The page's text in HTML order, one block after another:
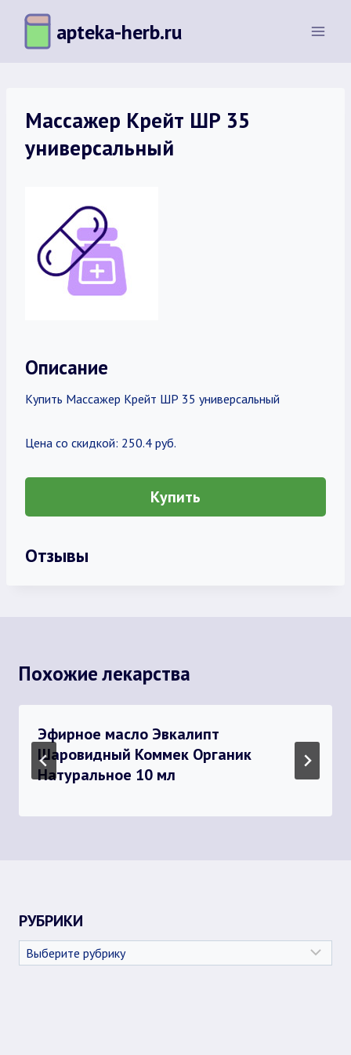
Перейти
содержимому
apteka-herb.ru
Массажер Крейт ШР 35
универсальный
Описание
Купить Массажер Крейт ШР 35 универсальный
Цена со скидкой: 250.4 руб.
Купить
Отзывы
Похожие лекарства
Эфирное масло Эвкалипт
Шаровидный Коммек Органик
Натуральное 10 мл
РУБРИКИ
Рубрики